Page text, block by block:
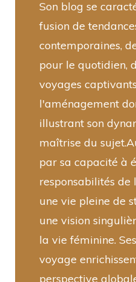
Son blog se
fusion de
contemporaines,
pour le quotidien,
voyages
l'aménagement
illustrant son
maîtrise du
par sa capacité à
responsabilités
une vie pleine de
une vision
la vie féminine.
voyage
perspective